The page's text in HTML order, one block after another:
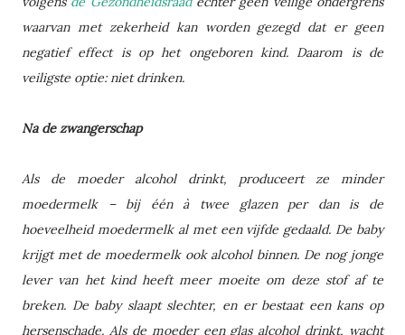
waarvan met zekerheid kan worden gezegd dat er geen
negatief effect is op het ongeboren kind. Daarom is de
veiligste optie: niet drinken.
Na de zwangerschap
Als de moeder alcohol drinkt, produceert ze minder
moedermelk – bij één à twee glazen per dan is de
hoeveelheid moedermelk al met een vijfde gedaald. De baby
krijgt met de moedermelk ook alcohol binnen. De nog jonge
lever van het kind heeft meer moeite om deze stof af te
breken. De baby slaapt slechter, en er bestaat een kans op
hersenschade. Als de moeder een glas alcohol drinkt, wacht